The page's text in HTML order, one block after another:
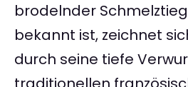
brodelnder
bekannt ist, zeichnet
durch seine tiefe